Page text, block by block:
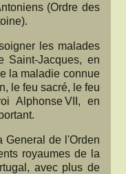
(Ordre des
les malades
Saint-Jacques, en
la maladie connue
le feu sacré, le feu
Alphonse VII, en
General de l'Orden
royaumes de la
avec plus de